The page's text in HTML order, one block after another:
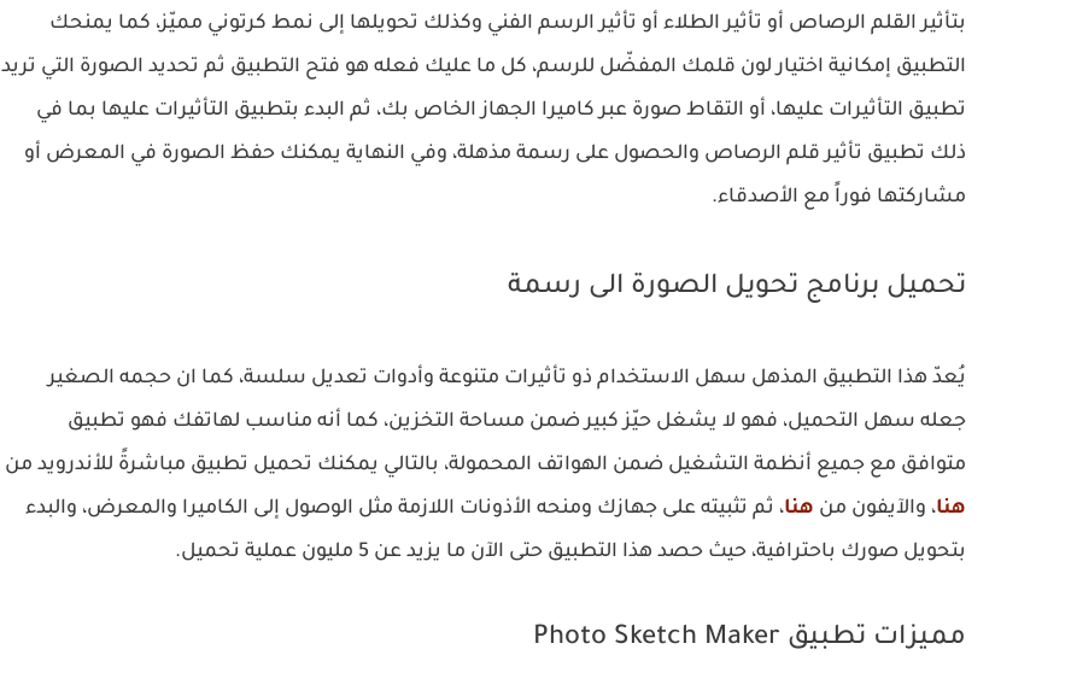
بتأثير القلم الرصاص أو تأثير الطلاء أو تأثير الرسم الفني وكذلك تحويلها إلى نمط كرتوني مميّز، كما يمنحك
التطبيق إمكانية اختيار لون قلمك المفضّل للرسم، كل ما عليك فعله هو فتح التطبيق ثم تحديد الصورة التي تريد
تطبيق التأثيرات عليها، أو التقاط صورة عبر كاميرا الجهاز الخاص بك، ثم البدء بتطبيق التأثيرات عليها بما في
ذلك تطبيق تأثير قلم الرصاص والحصول على رسمة مذهلة، وفي النهاية يمكنك حفظ الصورة في المعرض أو
مشاركتها فوراً مع الأصدقاء.
تحميل برنامج تحويل الصورة الى رسمة
يُعدّ هذا التطبيق المذهل سهل الاستخدام ذو تأثيرات متنوعة وأدوات تعديل سلسة، كما ان حجمه الصغير
جعله سهل التحميل، فهو لا يشغل حيّز كبير ضمن مساحة التخزين، كما أنه مناسب لهاتفك فهو تطبيق
متوافق مع جميع أنظمة التشغيل ضمن الهواتف المحمولة، بالتالي يمكنك تحميل تطبيق مباشرةً للأندرويد من
هنا، والآيفون من هنا، ثم تثبيته على جهازك ومنحه الأذونات اللازمة مثل الوصول إلى الكاميرا والمعرض، والبدء
بتحويل صورك باحترافية، حيث حصد هذا التطبيق حتى الآن ما يزيد عن 5 مليون عملية تحميل.
مميزات تطبيق Photo Sketch Maker